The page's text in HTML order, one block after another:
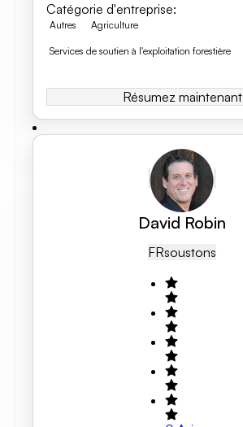
Catégorie d'entreprise:
Autres Agriculture
Services de soutien à l'exploitation forestière
Résumez maintenant
David Robin
FRSoustons